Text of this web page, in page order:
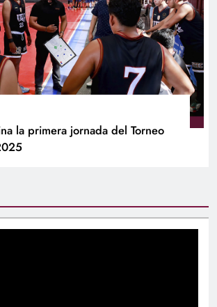
la primera jornada del Torneo